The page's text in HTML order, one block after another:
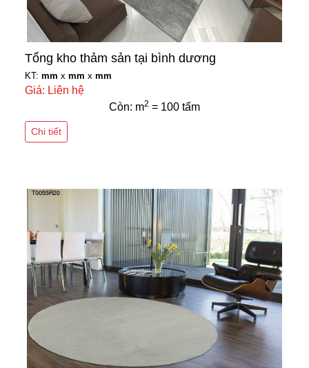
Tổng kho thảm sản tại bình dương
KT: mm x mm x mm
Giá: Liên hệ
Còn: m2 = 100 tấm
Chi tiết